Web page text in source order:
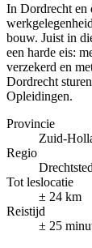
In Dordrecht en
bouw. Juist in
een harde eis:
verzekerd en
Dordrecht
Opleidingen.
Provincie
Zuid-
Regio
Tot leslocatie
± 24 km
Reistijd
± 25